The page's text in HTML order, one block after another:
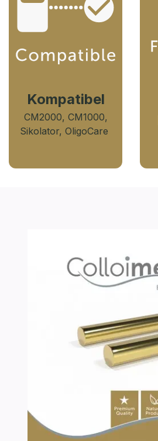
Kompatibel
CM2000, CM1000,
Sikolator, OligoCare